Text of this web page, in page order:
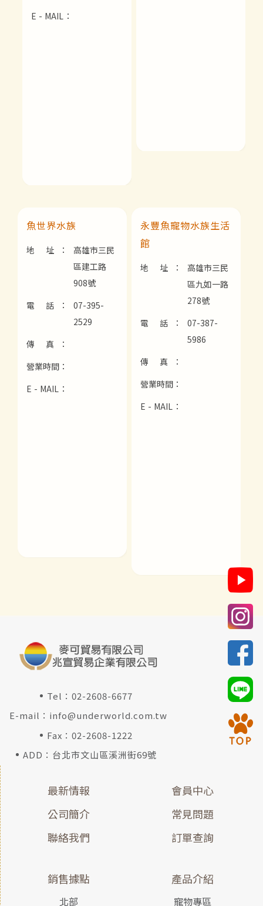
E - MAIL：
魚世界水族
地 址：
高雄市三民
區建工路
908號
電 話：
07-395-
2529
傳 真：
營業時間：
E - MAIL：
永豐魚寵物水族生活
館
地 址：
高雄市三民
區九如一路
278號
電 話：
07-387-
5986
傳 真：
營業時間：
E - MAIL：
Tel：02-2608-6677
E-mail： info@underworld.com.tw
Fax：02-2608-1222
ADD：台北市文山區溪洲街69號
最新情報
公司簡介
聯絡我們
會員中心
常見問題
訂單查詢
銷售據點
北部
產品介紹
寵物專區